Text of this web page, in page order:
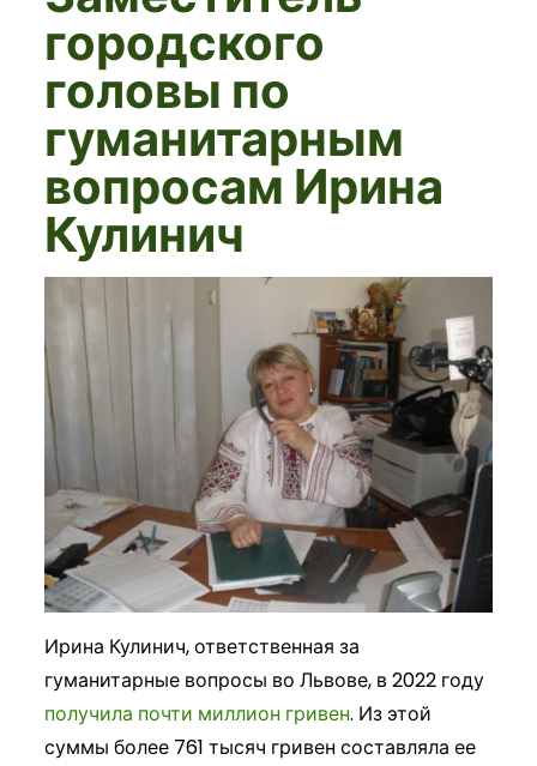
городского
головы по
гуманитарным
вопросам Ирина
Кулинич
Ирина Кулинич, ответственная за
гуманитарные вопросы во Львове, в 2022 году
получила почти миллион гривен. Из этой
суммы более 761 тысяч гривен составляла ее